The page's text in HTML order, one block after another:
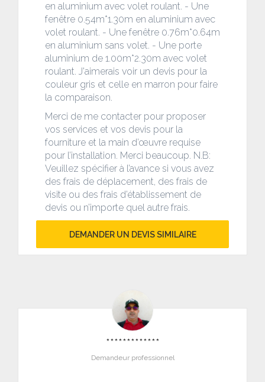
en aluminium avec volet roulant. - Une
fenêtre 0.54m*1.30m en aluminium avec
volet roulant. - Une fenêtre 0.76m*0.64m
en aluminium sans volet. - Une porte
aluminium de 1.00m*2.30m avec volet
roulant. J'aimerais voir un devis pour la
couleur gris et celle en marron pour faire
la comparaison.
Merci de me contacter pour proposer
vos services et vos devis pour la
fourniture et la main d’œuvre requise
pour l’installation. Merci beaucoup. N.B:
Veuillez spécifier à l’avance si vous avez
des frais de déplacement, des frais de
visite ou des frais d’établissement de
devis ou n’importe quel autre frais.
DEMANDER UN DEVIS SIMILAIRE
*************
Demandeur professionnel